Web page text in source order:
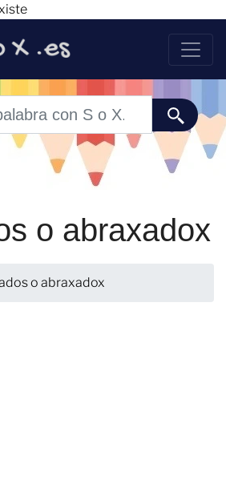
o abraxadox
o abraxadox